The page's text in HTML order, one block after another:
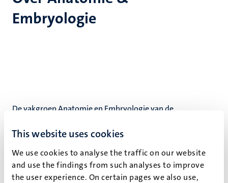
This website uses cookies
We use cookies to analyse the traffic on our website
and use the findings from such analyses to improve
the user experience. On certain pages we also use,
Embryologie
De vakgroep Anatomie en Embryologie van de
anatomie, embryologie en histologie (d.m.v. virtuele
studenten geneeskunde en artsen, biomedische
studenten en voor andere opleidingen waarin het